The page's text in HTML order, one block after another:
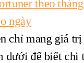
theo tháng
ngày
chỉ mang giá
dưới để biết chi